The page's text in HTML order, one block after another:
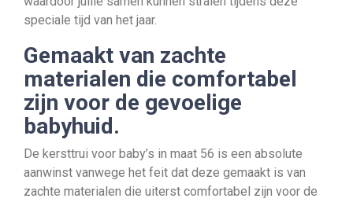
speciale tijd van het jaar.
Gemaakt van zachte
materialen die comfortabel
zijn voor de gevoelige
babyhuid.
De kersttrui voor baby’s in maat 56 is een absolute
aanwinst vanwege het feit dat deze gemaakt is van
zachte materialen die uiterst comfortabel zijn voor de